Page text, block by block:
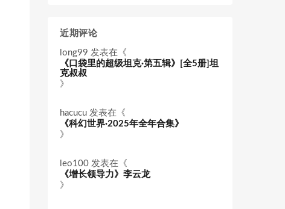
近期评论
long99 发表在《
《口袋里的超级坦克·第五辑》[全5册]坦
克叔叔
》
hacucu 发表在《
《科幻世界·2025年全年合集》
》
leo100 发表在《
《增长领导力》李云龙
》